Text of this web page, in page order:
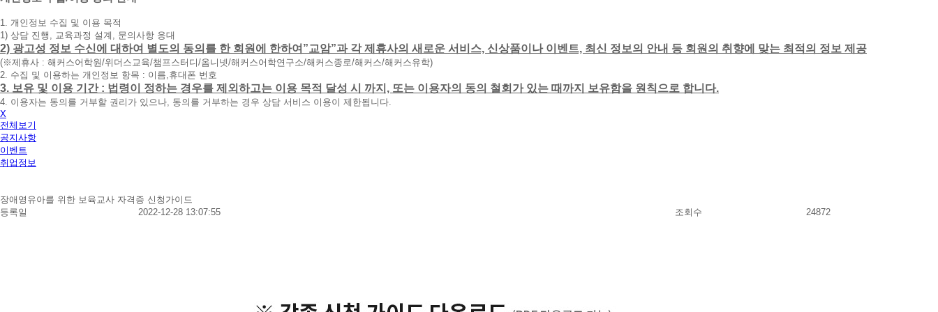
휴
대
폰
번
호
를
입
력
하
시
면
빠
간
내
1. 개인정보 수집 및 이용 목적
1) 상담 진행, 교육과정 설계, 문의사항 응대
2) 광고성 정보 수신에 대하여 별도의 동의를 한 회원에 한하여”교암”과 각 제휴사의 새로운 서비스, 신상품이나 이벤트, 최신 정보의 안내 등 회원의 취향에 맞는 최적의 정보 제공
(※제휴사 : 해커스어학원/위더스교육/챔프스터디/옴니넷/해커스어학연구소/해커스종로/해커스/해커스유학)
2. 수집 및 이용하는 개인정보 항목 : 이름,휴대폰 번호
3. 보유 및 이용 기간 : 법령이 정하는 경우를 제외하고는 이용 목적 달성 시 까지, 또는 이용자의 동의 철회가 있는 때까지 보유함을 원칙으로 합니다.
4. 이용자는 동의를 거부할 권리가 있으나, 동의를 거부하는 경우 상담 서비스 이용이 제한됩니다.
X
전체보기
공지사항
이벤트
취업정보
장애영유아를 위한 보육교사 자격증 신청가이드
등록일
2022-12-28 13:07:55 조회수 24872